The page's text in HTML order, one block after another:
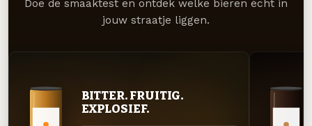
Doe de smaaktest en ontdek welke bieren écht in
jouw straatje liggen.
BITTER. FRUITIG.
EXPLOSIEF.